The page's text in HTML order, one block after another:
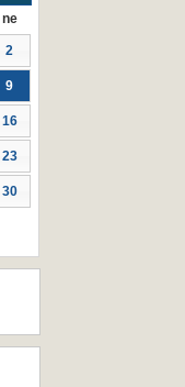
ne
2
9
16
23
30